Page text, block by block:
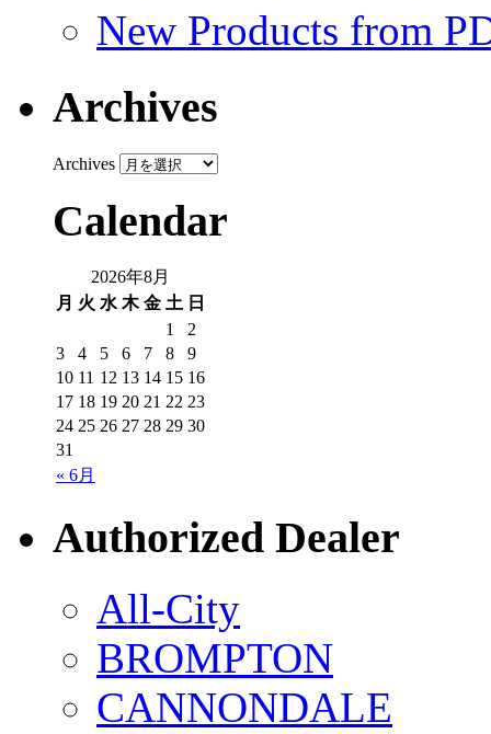
New Products from
Archives
Archives
Calendar
2026年8月
月 火 水 木 金 土 日
« 6月
1
2
3
4 5 6 7 8
9
10 11 12 13 14 15 16
17 18 19 20 21 22 23
24 25 26 27 28 29 30
31
Authorized Dealer
All-City
BROMPTON
CANNONDALE